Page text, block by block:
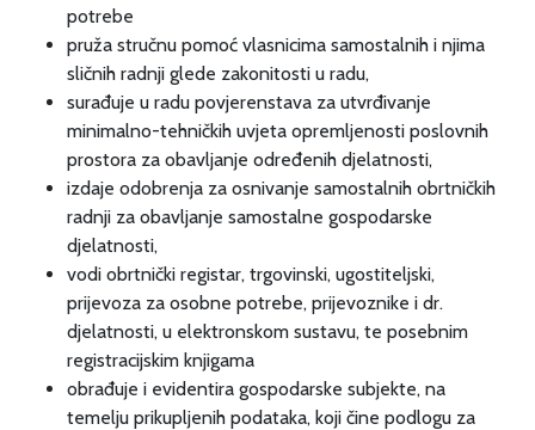
potrebe
pruža stručnu pomoć vlasnicima samostalnih i njima
sličnih radnji glede zakonitosti u radu,
surađuje u radu povjerenstava za utvrđivanje
minimalno-tehničkih uvjeta opremljenosti poslovnih
prostora za obavljanje određenih djelatnosti,
izdaje odobrenja za osnivanje samostalnih obrtničkih
radnji za obavljanje samostalne gospodarske
djelatnosti,
vodi obrtnički registar, trgovinski, ugostiteljski,
prijevoza za osobne potrebe, prijevoznike i dr.
djelatnosti, u elektronskom sustavu, te posebnim
registracijskim knjigama
obrađuje i evidentira gospodarske subjekte, na
temelju prikupljenih podataka, koji čine podlogu za